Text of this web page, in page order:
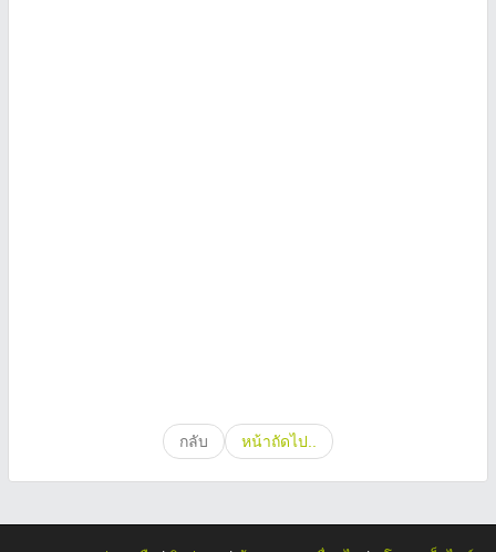
กลับ หน้าถัดไป..